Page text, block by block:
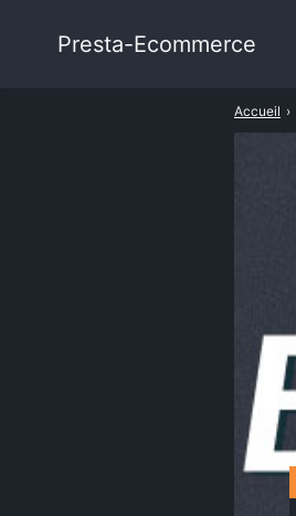
Accueil ›
Presta-Ecommerce